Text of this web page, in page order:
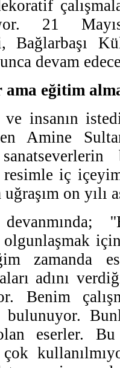
21
Bağlarbaşı
devam
eğitim
ve insanın
Amine
iç
on yılı
devanmında;
olgunlaşmak
zamanda
adını
Benim
eserler.
çok